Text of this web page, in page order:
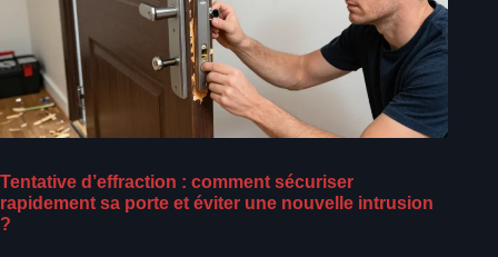
Tentative d’effraction : comment sécuriser
rapidement sa porte et éviter une nouvelle intrusion
?